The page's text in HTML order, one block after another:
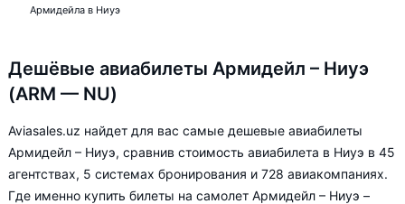
Армидейла в Ниуэ
Дешёвые авиабилеты Армидейл – Ниуэ
(ARM — NU)
Aviasales.uz найдет для вас самые дешевые авиабилеты
Армидейл – Ниуэ, сравнив стоимость авиабилета в Ниуэ в 45
агентствах, 5 системах бронирования и 728 авиакомпаниях.
Где именно купить билеты на самолет Армидейл – Ниуэ –